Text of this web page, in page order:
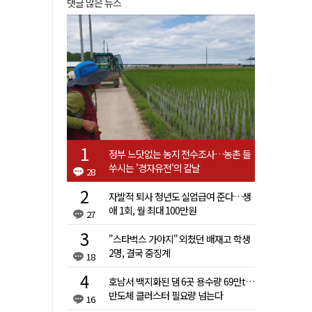
댓글 많은 뉴스
28
정부 느닷없는 농지 전수조사…농촌 들
쑤시는 '경자유전'의 칼날
27
자발적 퇴사 청년도 실업급여 준다…생
애 1회, 월 최대 100만원
18
"스타벅스 가야지" 외쳤던 배재고 학생
2명, 결국 중징계
16
호남서 백지화된 댐 6곳 용수량 69만t…
반도체 클러스터 필요량 넘는다